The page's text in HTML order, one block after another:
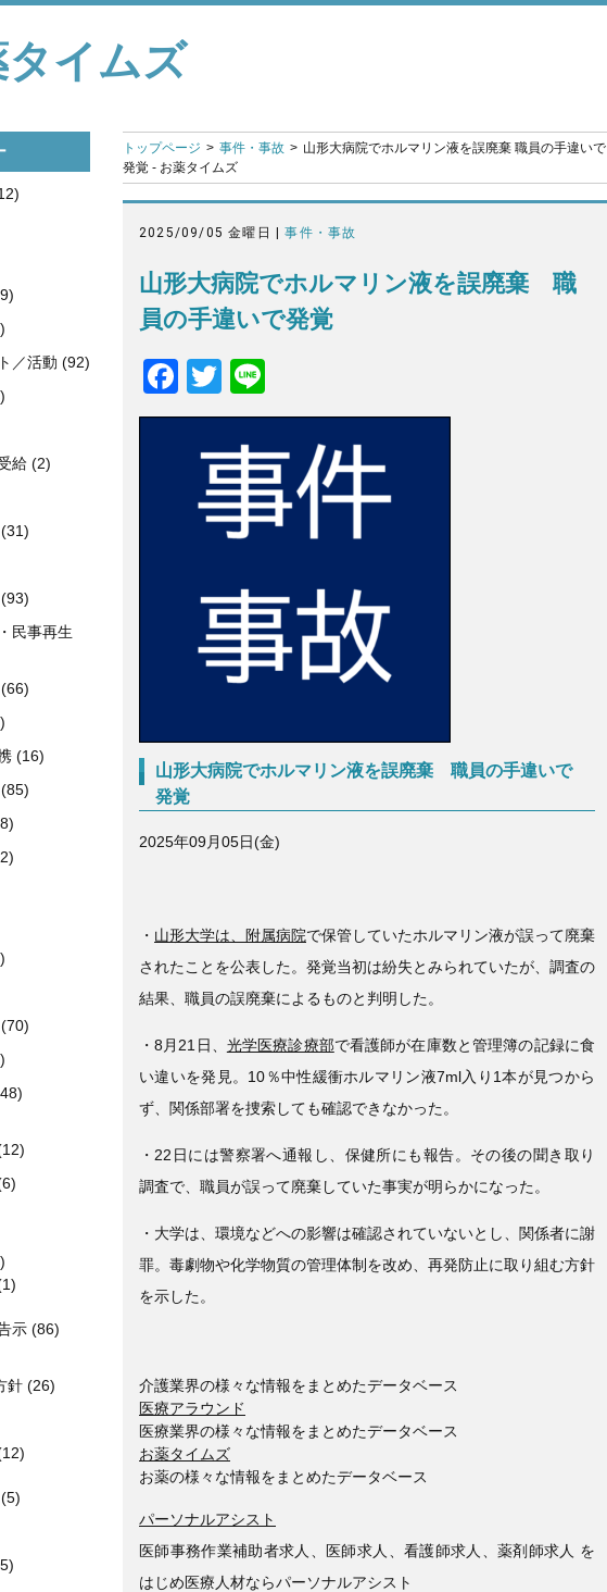
タイムズ
トップページ 事件・事故
山形大病院でホルマリン液を誤廃棄 職員の手違いで
発覚 - お薬タイムズ
2025/09/05 金曜日 |事件・事故
山形大病院でホルマリン液を誤廃棄 職
員の手違いで発覚
F
a
T
wi
tt
er
n
e
山形大病院でホルマリン液を誤廃棄 職員の手違いで
発覚
2025年09月05日(金)
・ 山形大学は、附属病院で保管していたホルマリン液が誤って廃棄
されたことを公表した。発覚当初は紛失とみられていたが、調査の
結果、職員の誤廃棄によるものと判明した。
・8月21日、 光学医療診療部で看護師が在庫数と管理簿の記録に食
い違いを発見。10％中性緩衝ホルマリン液7ml入り1本が見つから
ず、関係部署を捜索しても確認できなかった。
・22日には警察署へ通報し、保健所にも報告。その後の聞き取り
調査で、職員が誤って廃棄していた事実が明らかになった。
・大学は、環境などへの影響は確認されていないとし、関係者に謝
罪。毒劇物や化学物質の管理体制を改め、再発防止に取り組む方針
を示した。
介護業界の様々な情報をまとめたデータベース
医療アラウンド
医療業界の様々な情報をまとめたデータベース
お薬タイムズ
お薬の様々な情報をまとめたデータベース
パーソナルアシスト
医師事務作業補助者求人、医師求人、看護師求人、薬剤師求人 を
はじめ医療人材ならパーソナルアシスト
／活動 (92)
給 (2)
民事再生
(16)
示 (86)
針 (26)